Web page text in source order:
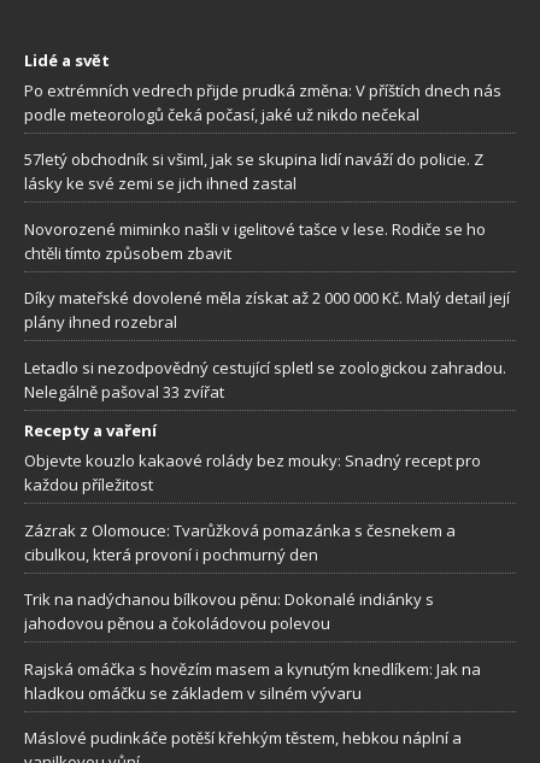
Lidé a svět
Po extrémních vedrech přijde prudká změna: V příštích dnech nás
podle meteorologů čeká počasí, jaké už nikdo nečekal
57letý obchodník si všiml, jak se skupina lidí naváží do policie. Z
lásky ke své zemi se jich ihned zastal
Novorozené miminko našli v igelitové tašce v lese. Rodiče se ho
chtěli tímto způsobem zbavit
Díky mateřské dovolené měla získat až 2 000 000 Kč. Malý detail její
plány ihned rozebral
Letadlo si nezodpovědný cestující spletl se zoologickou zahradou.
Nelegálně pašoval 33 zvířat
Recepty a vaření
Objevte kouzlo kakaové rolády bez mouky: Snadný recept pro
každou příležitost
Zázrak z Olomouce: Tvarůžková pomazánka s česnekem a
cibulkou, která provoní i pochmurný den
Trik na nadýchanou bílkovou pěnu: Dokonalé indiánky s
jahodovou pěnou a čokoládovou polevou
Rajská omáčka s hovězím masem a kynutým knedlíkem: Jak na
hladkou omáčku se základem v silném vývaru
Máslové pudinkáče potěší křehkým těstem, hebkou náplní a